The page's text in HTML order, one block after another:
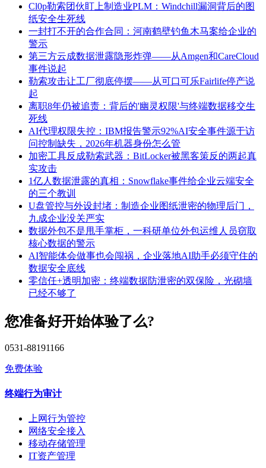
Cl0p勒索团伙盯上制造业PLM：Windchill漏洞背后的图
纸安全生死线
一封打不开的合作合同：河南鹤壁钓鱼木马案给企业的
警示
第三方云成数据泄露隐形炸弹——从Amgen和CareCloud
事件说起
勒索攻击让工厂彻底停摆——从可口可乐Fairlife停产说
起
离职8年仍被追责：背后的'幽灵权限'与终端数据移交生
死线
AI代理权限失控：IBM报告警示92%AI安全事件源于访
问控制缺失，2026年机器身份怎么管
加密工具反成勒索武器：BitLocker被黑客策反的两起真
实攻击
1亿人数据泄露的真相：Snowflake事件给企业云端安全
的三个教训
U盘管控与外设封堵：制造企业图纸泄密的物理后门，
九成企业没关严实
数据外包不是甩手掌柜，一科研单位外包运维人员窃取
核心数据的警示
AI智能体会做事也会闯祸，企业落地AI助手必须守住的
数据安全底线
零信任+透明加密：终端数据防泄密的双保险，光砌墙
已经不够了
您准备好开始体验了么?
0531-88191166
免费体验
终端行为审计
上网行为管控
网络安全接入
移动存储管理
IT资产管理